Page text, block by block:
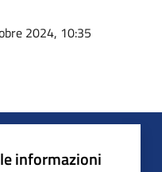
2024, 10:35
informazioni